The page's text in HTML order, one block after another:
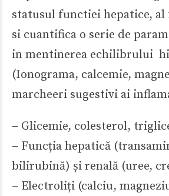
statusul functiei hepatice,
si cuantifica o serie de
in mentinerea echilibrului
(Ionograma, calcemie,
marcheeri sugestivi ai
– Glicemie, colesterol,
– Funcția hepatică
bilirubină) și renală (uree,
– Electroliți (calciu,